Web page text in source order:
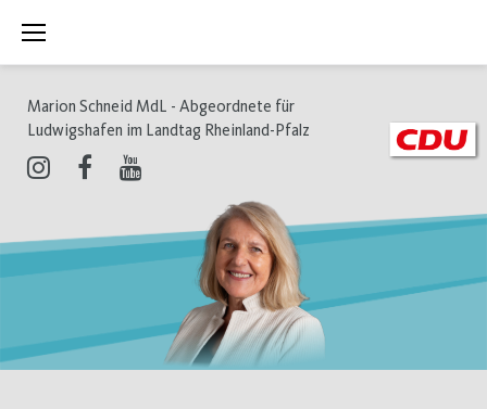
Inhalt
Marion Schneid MdL - Abgeordnete für
Ludwigshafen im Landtag Rheinland-Pfalz